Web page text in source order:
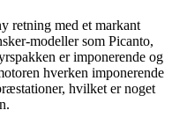
retning med et markant
modeller som Picanto,
er imponerende og
hverken imponerende
hvilket er noget